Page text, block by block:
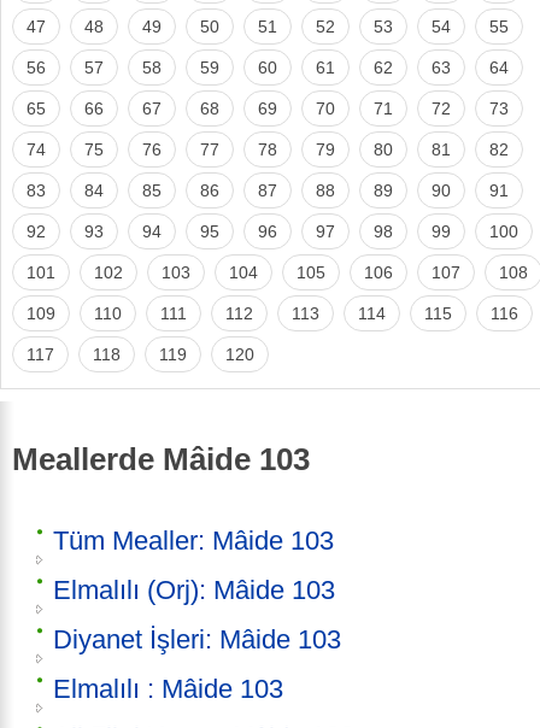
47 48 49 50 51 52 53 54 55
56 57 58 59 60 61 62 63 64
65 66 67 68 69 70 71 72 73
74 75 76 77 78 79 80 81 82
83 84 85 86 87 88 89 90 91
92 93 94 95 96 97 98 99 100
101 102 103 104 105 106 107 108
109 110 111 112 113 114 115 116
117 118 119 120
Meallerde Mâide 103
Tüm Mealler: Mâide 103
Elmalılı (Orj): Mâide 103
Diyanet İşleri: Mâide 103
Elmalılı : Mâide 103